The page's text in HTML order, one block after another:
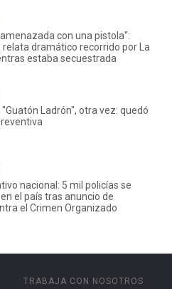
con una pistola":
dramático recorrido por La
estaba secuestrada
"Guatón Ladrón", otra vez: quedó
nacional: 5 mil policías se
el país tras anuncio de
el Crimen Organizado
TRABAJA CON NOSOTROS